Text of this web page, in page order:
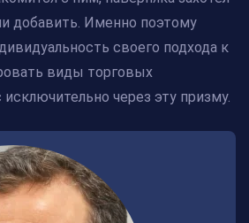
добавить. Именно поэтому
своего подхода к
виды торговых
через эту призму.